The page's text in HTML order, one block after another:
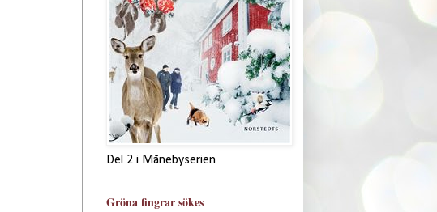
Del 2 i Månebyserien
Gröna fingrar sökes